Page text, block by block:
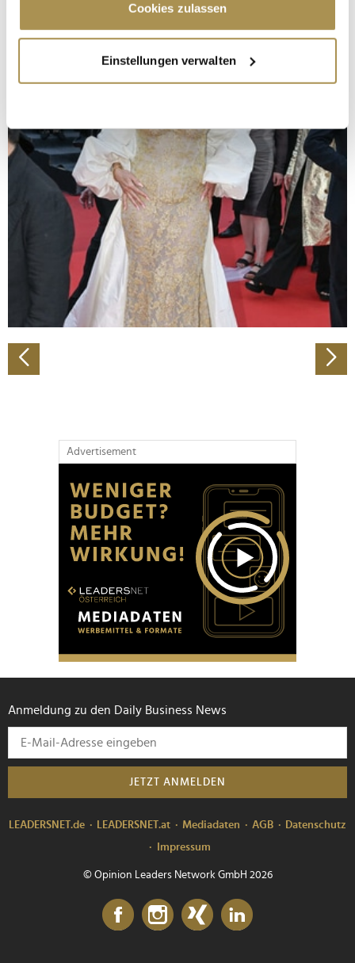
Trigger Symbol ändern oder widerrufen
Informationen über Ihre geografische Lage
erfassen, welche bis auf einige Meter genau sein
bestimmten Merkmalen (Fingerprinting) identifizieren
Erfahren Sie mehr darüber, wie Ihre persönlichen Daten
verarbeitet werden, und legen Sie Ihre Präferenzen im
Abschnitt Einzelheitenfest.
Wir verwenden Cookies, um Inhalte und Anzeigen zu
personalisieren, Funktionen für soziale Medien anbieten
zu können und die Zugriffe auf unsere Website zu
analysieren. Außerdem geben wir Informationen zu Ihrer
Verwendung unserer Website an unsere Partner für
Partner führen diese Informationen möglicherweise mit
weiteren Daten zusammen, die Sie ihnen bereitgestellt
Cookies zulassen
Einstellungen verwalten
Advertisement
Anmeldung zu den Daily Business News
JETZT ANMELDEN
LEADERSNET.de LEADERSNET.at Mediadaten AGB
Datenschutz
Impressum
© Opinion Leaders Network GmbH 2026